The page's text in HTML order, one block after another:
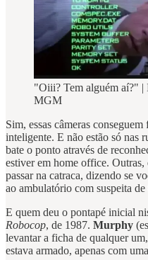
"Oiii? Tem alguém aí?" |
MGM
Sim, essas câmeras
inteligente. E não estão só nas
bate o ponto através de
estiver em home office. Outras,
passar na catraca, dizendo se
ao ambulatório com suspeita
E quem deu o pontapé inicial
Robocop, de 1987. Murphy
levantar a ficha de qualquer
estava armado, apenas com uma